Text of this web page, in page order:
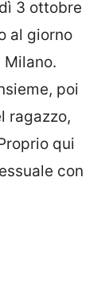
3 ottobre
al giorno
Milano.
poi
ragazzo,
qui
con